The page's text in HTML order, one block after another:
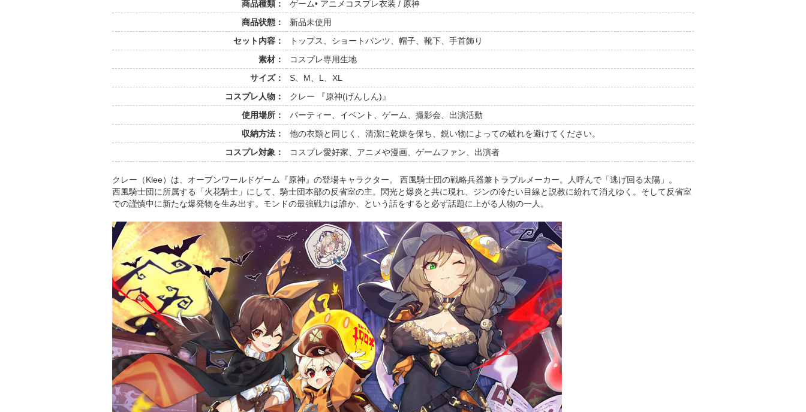
商品種類：
ゲーム• アニメコスプレ衣装 / 原神
商品状態：
新品未使用
セット内容：
トップス、ショートパンツ、帽子、靴下、手首飾り
素材：
コスプレ専用生地
サイズ：
S、M、L、XL
コスプレ人物：
クレー 『原神(げんしん)』
使用場所：
パーティー、イベント、ゲーム、撮影会、出演活動
収納方法：
他の衣類と同じく、清潔に乾燥を保ち、鋭い物によっての破れを避けてください。
コスプレ対象：
コスプレ愛好家、アニメや漫画、ゲームファン、出演者
クレー（Klee）は、オープンワールドゲーム『原神』の登場キャラクター。 西風騎士団の戦略兵器兼トラブルメーカー。人呼んで「逃げ回る太陽」。
西風騎士団に所属する「火花騎士」にして、騎士団本部の反省室の主。閃光と爆炎と共に現れ、ジンの冷たい目線と説教に紛れて消えゆく。そして反省室
での謹慎中に新たな爆発物を生み出す。モンドの最強戦力は誰か、という話をすると必ず話題に上がる人物の一人。